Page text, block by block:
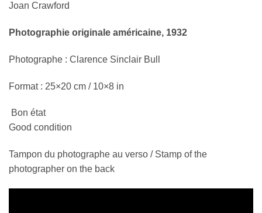
Joan Crawford
Photographie originale américaine, 1932
Photographe : Clarence Sinclair Bull
Format : 25×20 cm / 10×8 in
Bon état
Good condition
Tampon du photographe au verso / Stamp of the
photographer on the back